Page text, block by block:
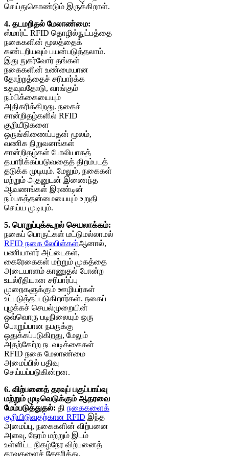
4. தடமறிதல் மேலாண்மை:
ஸ்மார்ட் RFID தொழில்நுட்பத்தை
நகைகளின் மூலத்தைக்
கண்டறியவும் பயன்படுத்தலாம்.
இது நுகர்வோர் தங்கள்
நகைகளின் உண்மையான
தோற்றத்தைச் சரிபார்க்க
உதவுவதோடு, வாங்கும்
நம்பிக்கையையும்
அதிகரிக்கிறது. நகைச்
சான்றிதழ்களில் RFID
குறியீடுகளை
ஒருங்கிணைப்பதன் மூலம்,
வணிக நிறுவனங்கள்
சான்றிதழ்கள் போலியாகத்
தயாரிக்கப்படுவதைத் திறம்படத்
தடுக்க முடியும். மேலும், நகைகள்
மற்றும் அதனுடன் இணைந்த
ஆவணங்கள் இரண்டின்
நம்பகத்தன்மையையும் உறுதி
செய்ய முடியும்.
5. பொறுப்புக்கூறல் செயலாக்கம்:
நகைப் பொருட்கள் மட்டுமல்லாமல்
RFID நகை லேபிள்கள்ஆனால்,
பணியாளர் அட்டைகள்,
கைரேகைகள் மற்றும் முகத்தை
அடையாளம் காணுதல் போன்ற
உடல்ரீதியான சரிபார்ப்பு
முறைகளுக்கும் ஊழியர்கள்
உட்படுத்தப்படுகிறார்கள். நகைப்
புழக்கச் செயல்முறையின்
ஒவ்வொரு படிநிலையும் ஒரு
பொறுப்பான நபருக்கு
ஒதுக்கப்படுகிறது, மேலும்
அதற்கேற்ற நடவடிக்கைகள்
RFID நகை மேலாண்மை
அமைப்பில் பதிவு
செய்யப்படுகின்றன.
6. விற்பனைத் தரவுப் பகுப்பாய்வு
மற்றும் முடிவெடுக்கும் ஆதரவை
மேம்படுத்துதல்: தி நகைகளைக்
குறியிடுவதற்கான RFID இந்த
அமைப்பு, நகைகளின் விற்பனை
அளவு, நேரம் மற்றும் இடம்
உள்ளிட்ட நிகழ்நேர விற்பனைத்
தரவுகளைச் சேகரித்து,